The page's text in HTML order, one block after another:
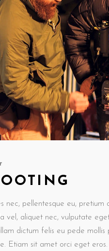
nec, pellentesque eu, pretium
vel, aliquet nec, vulputate
dictum felis eu pede mollis
Etiam sit amet orci eget eros.